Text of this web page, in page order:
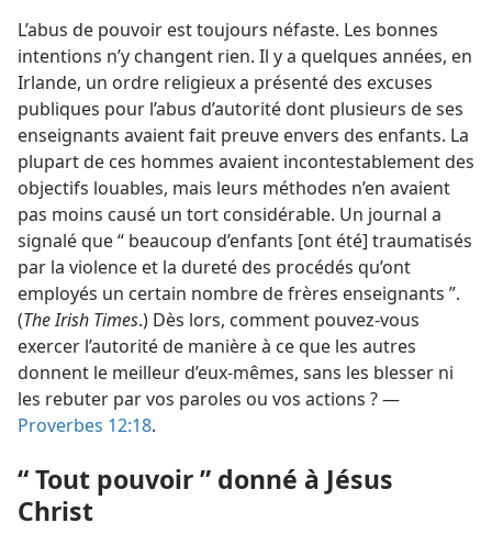
L’abus de pouvoir est toujours néfaste. Les bonnes
intentions n’y changent rien. Il y a quelques années, en
Irlande, un ordre religieux a présenté des excuses
publiques pour l’abus d’autorité dont plusieurs de ses
enseignants avaient fait preuve envers des enfants. La
plupart de ces hommes avaient incontestablement des
objectifs louables, mais leurs méthodes n’en avaient
pas moins causé un tort considérable. Un journal a
signalé que “ beaucoup d’enfants [ont été] traumatisés
par la violence et la dureté des procédés qu’ont
employés un certain nombre de frères enseignants ”.
(The Irish Times.) Dès lors, comment pouvez-​vous
exercer l’autorité de manière à ce que les autres
donnent le meilleur d’eux-​mêmes, sans les blesser ni
les rebuter par vos paroles ou vos actions ? —
Proverbes 12:18.
“ Tout pouvoir ” donné à Jésus
Christ